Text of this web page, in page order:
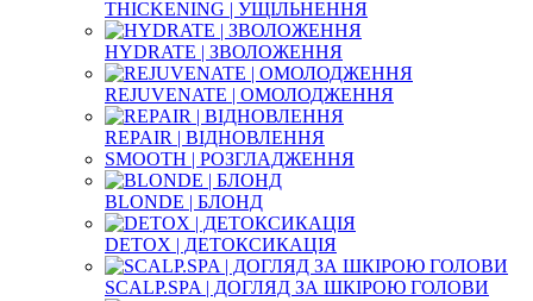
THICKENING | УЩІЛЬНЕННЯ
HYDRATE | ЗВОЛОЖЕННЯ
REJUVENATE | ОМОЛОДЖЕННЯ
REPAIR | ВІДНОВЛЕННЯ
SMOOTH | РОЗГЛАДЖЕННЯ
BLONDE | БЛОНД
DETOX | ДЕТОКСИКАЦІЯ
SCALP.SPA | ДОГЛЯД ЗА ШКІРОЮ ГОЛОВИ